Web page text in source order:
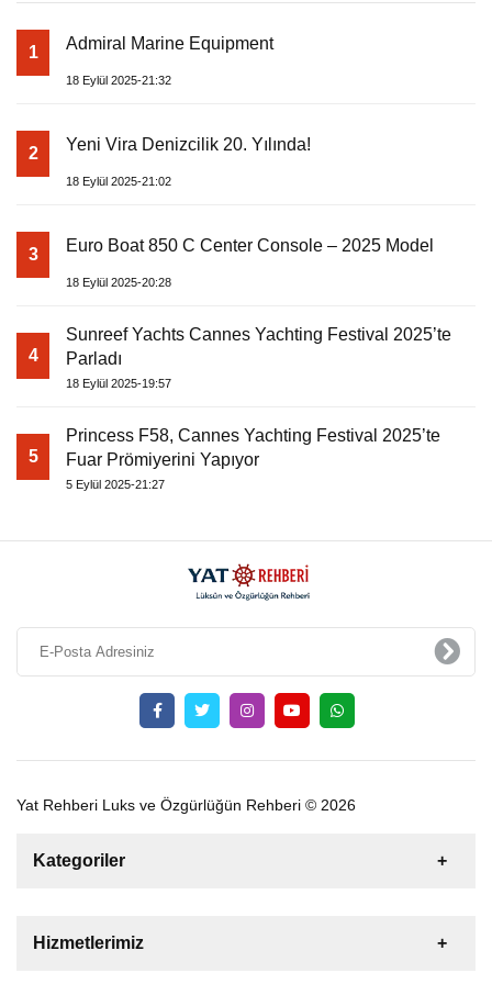
1 Admiral Marine Equipment
18 Eylül 2025-21:32
2 Yeni Vira Denizcilik 20. Yılında!
18 Eylül 2025-21:02
3 Euro Boat 850 C Center Console – 2025 Model
18 Eylül 2025-20:28
4
Sunreef Yachts Cannes Yachting Festival 2025’te
Parladı
18 Eylül 2025-19:57
5
Princess F58, Cannes Yachting Festival 2025’te
Fuar Prömiyerini Yapıyor
5 Eylül 2025-21:27
Yat Rehberi Luks ve Özgürlüğün Rehberi © 2026
Kategoriler
Tekne
Hizmetlerimiz